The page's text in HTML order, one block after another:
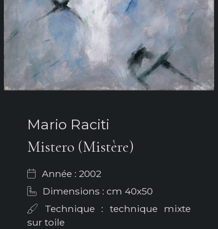
Mario Raciti
Mistero (Mistère)
Année : 2002
Dimensions : cm 40x50
Technique : technique mixte
sur toile